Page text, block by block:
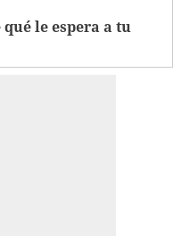
le espera a tu